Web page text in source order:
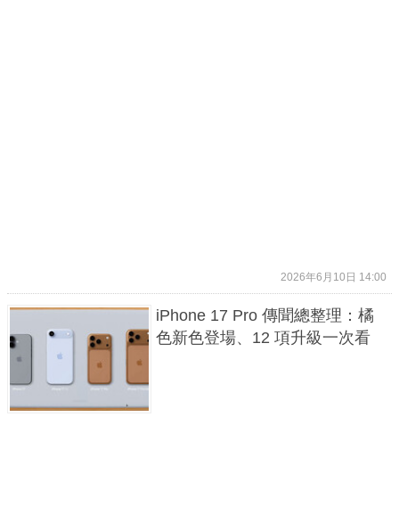
2026年6月10日 14:00
iPhone 17 Pro 傳聞總整理：橘
色新色登場、12 項升級一次看